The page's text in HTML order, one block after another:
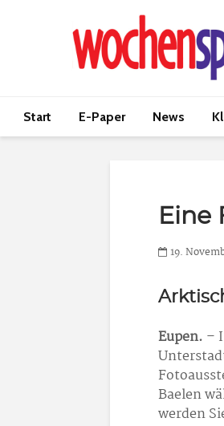
Start E-Paper News
Eine
19.
Eupen. –
Baelen
werden